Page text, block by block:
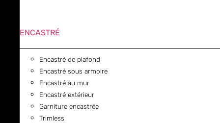
ENCASTRÉ
Encastré de plafond
Encastré sous armoire
Encastré au mur
Encastré extérieur
Garniture encastrée
Trimless